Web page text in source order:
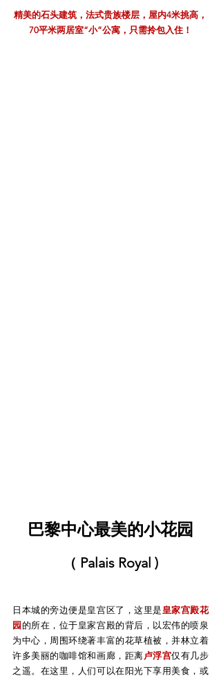
精美的石头建筑，法式贵族楼层，屋内4米挑高，
70平米两居室“小”公寓，只需拎包入住！
巴黎中心最美的小花园
（ Palais Royal )
日本城的旁边便是皇宫区了，这里是 皇家宫殿花
园的所在，位于皇家宫殿的背后，以宏伟的喷泉
为中心，周围环绕著丰富的花草植被，并林立着
许多美丽的咖啡馆和画廊，距离 卢浮宫仅有几步
之遥。在这里，人们可以在阳光下享用美食，或